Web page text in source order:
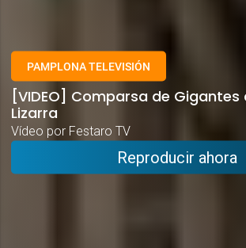
PAMPLONA TELEVISIÓN
[VIDEO] Comparsa de Gigantes
Lizarra
Vídeo por Festaro TV
Reproducir ahora